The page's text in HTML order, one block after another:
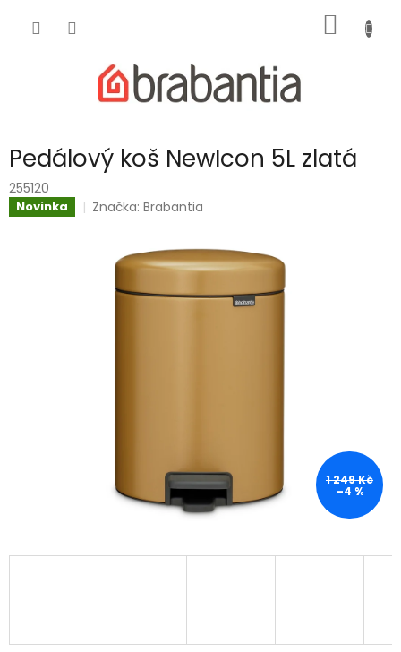
KOŠÍK
Pedálový koš NewIcon 5L zlatá
255120
Novinka Značka:Brabantia
1 249 Kč
–4 %